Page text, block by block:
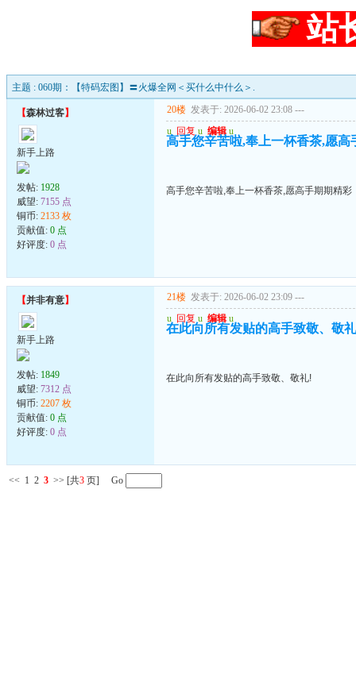
站
主题 : 060期：【特码宏图】〓火爆全网＜买什么中什么＞.
【森林过客】
新手上路
发帖: 1928
威望: 7155 点
铜币: 2133 枚
贡献值: 0 点
好评度: 0 点
20楼 发表于: 2026-06-02 23:08 ---
u 回复 u 编辑 u
高手您辛苦啦,奉上一杯香茶,愿高
高手您辛苦啦,奉上一杯香茶,愿高手期期精彩
【并非有意】
新手上路
发帖: 1849
威望: 7312 点
铜币: 2207 枚
贡献值: 0 点
好评度: 0 点
21楼 发表于: 2026-06-02 23:09 ---
u 回复 u 编辑 u
在此向所有发贴的高手致敬、敬
在此向所有发贴的高手致敬、敬礼!
<< 1 2 3 >> [共3 页] Go